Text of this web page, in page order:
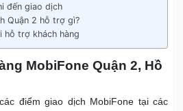
đến giao dịch
Quận 2 hỗ trợ gì?
hỗ trợ khách hàng
MobiFone Quận 2, Hồ
điểm giao dịch MobiFone tại các